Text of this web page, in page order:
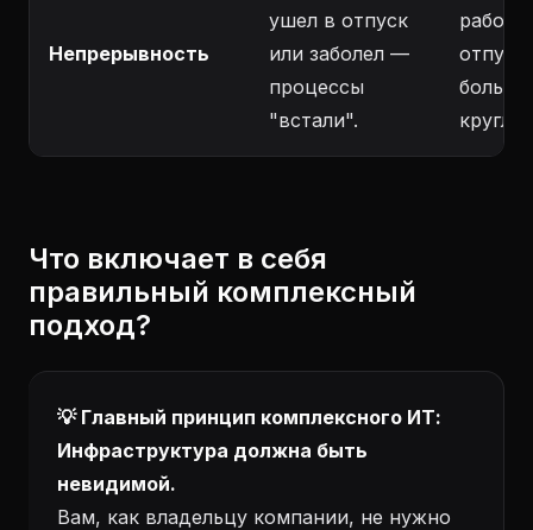
Непрерывность
ушел в отпуск
или заболел —
процессы
"встали".
Что включает в себя
правильный комплексный
подход?
💡 Главный принцип комплексного ИТ:
Инфраструктура должна быть
невидимой.
Вам, как владельцу компании, не нужно